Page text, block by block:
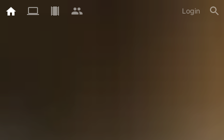
Login